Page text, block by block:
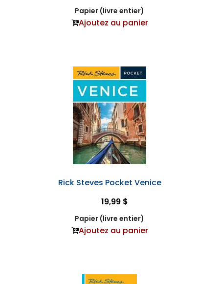
Papier (livre entier)
Ajoutez au panier
Rick Steves Pocket Venice
19,99 $
Papier (livre entier)
Ajoutez au panier